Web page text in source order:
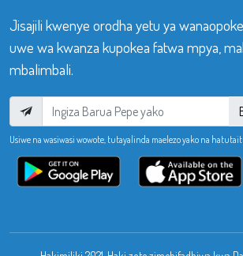
Jisajili kwenye orodha yetu ya
uwe wa kwanza kupokea fatwa mpya,
mbalimbali.
Usiwe na wasiwasi wowote, tutayalinda maelezo yako na